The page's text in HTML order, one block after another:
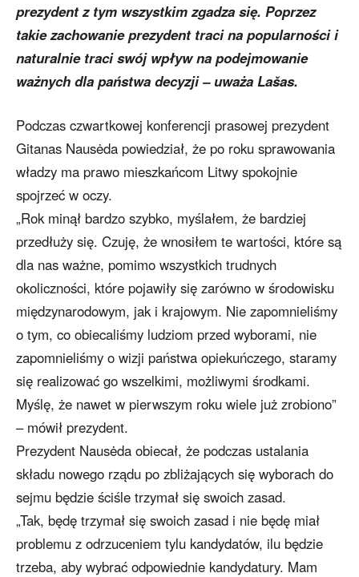
prezydent z tym wszystkim zgadza się. Poprzez
takie zachowanie prezydent traci na popularności i
naturalnie traci swój wpływ na podejmowanie
ważnych dla państwa decyzji – uważa Lašas.
Podczas czwartkowej konferencji prasowej prezydent
Gitanas Nausėda powiedział, że po roku sprawowania
władzy ma prawo mieszkańcom Litwy spokojnie
spojrzeć w oczy.
„Rok minął bardzo szybko, myślałem, że bardziej
przedłuży się. Czuję, że wnosiłem te wartości, które są
dla nas ważne, pomimo wszystkich trudnych
okoliczności, które pojawiły się zarówno w środowisku
międzynarodowym, jak i krajowym. Nie zapomnieliśmy
o tym, co obiecaliśmy ludziom przed wyborami, nie
zapomnieliśmy o wizji państwa opiekuńczego, staramy
się realizować go wszelkimi, możliwymi środkami.
Myślę, że nawet w pierwszym roku wiele już zrobiono”
– mówił prezydent.
Prezydent Nausėda obiecał, że podczas ustalania
składu nowego rządu po zbliżających się wyborach do
sejmu będzie ściśle trzymał się swoich zasad.
„Tak, będę trzymał się swoich zasad i nie będę miał
problemu z odrzuceniem tylu kandydatów, ilu będzie
trzeba, aby wybrać odpowiednie kandydatury. Mam